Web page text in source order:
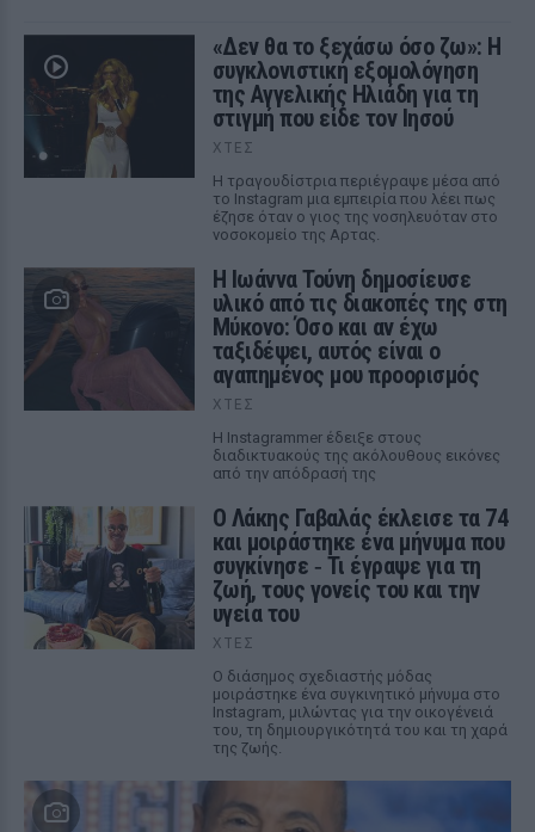
«Δεν θα το ξεχάσω όσο ζω»: Η
συγκλονιστική εξομολόγηση
της Αγγελικής Ηλιάδη για τη
στιγμή που είδε τον Ιησού
ΧΤΕΣ
Η τραγουδίστρια περιέγραψε μέσα από
το Instagram μια εμπειρία που λέει πως
έζησε όταν ο γιος της νοσηλευόταν στο
νοσοκομείο της Αρτας.
Η Ιωάννα Τούνη δημοσίευσε
υλικό από τις διακοπές της στη
Μύκονο: Όσο και αν έχω
ταξιδέψει, αυτός είναι ο
αγαπημένος μου προορισμός
ΧΤΕΣ
Η Instagrammer έδειξε στους
διαδικτυακούς της ακόλουθους εικόνες
από την απόδρασή της
Ο Λάκης Γαβαλάς έκλεισε τα 74
και μοιράστηκε ένα μήνυμα που
συγκίνησε ‑ Τι έγραψε για τη
ζωή, τους γονείς του και την
υγεία του
ΧΤΕΣ
Ο διάσημος σχεδιαστής μόδας
μοιράστηκε ένα συγκινητικό μήνυμα στο
Instagram, μιλώντας για την οικογένειά
του, τη δημιουργικότητά του και τη χαρά
της ζωής.